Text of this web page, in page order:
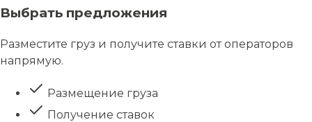
Выбрать предложения
Разместите груз и получите ставки от операторов
напрямую.
Размещение груза
Получение ставок